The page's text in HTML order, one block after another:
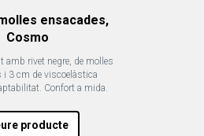
ensacades,
Cosmo
amb rivet negre, de molles
i 3 cm de viscoelàstica
Confort a mida.
producte